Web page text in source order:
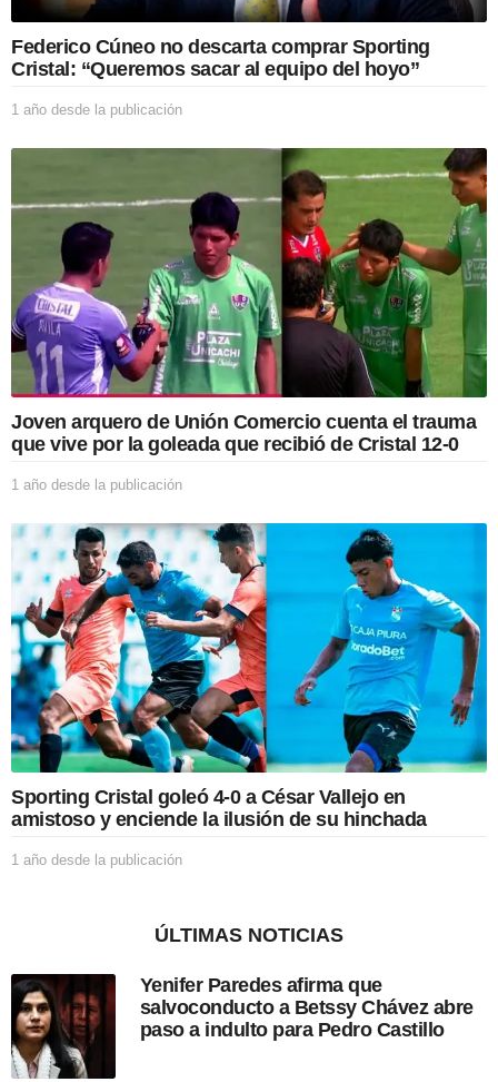
Federico Cúneo no descarta comprar Sporting
Cristal: “Queremos sacar al equipo del hoyo”
1 año desde la publicación
ñ
d
s
d
e
l
p
u
b
i
c
ó
n
Joven arquero de Unión Comercio cuenta el trauma
que vive por la goleada que recibió de Cristal 12-0
1 año desde la publicación
ñ
d
e
s
d
e
l
a
p
u
b
i
c
n
Sporting Cristal goleó 4-0 a César Vallejo en
amistoso y enciende la ilusión de su hinchada
1 año desde la publicación
d
s
d
e
ÚLTIMAS NOTICIAS
Yenifer Paredes afirma que
salvoconducto a Betssy Chávez abre
paso a indulto para Pedro Castillo